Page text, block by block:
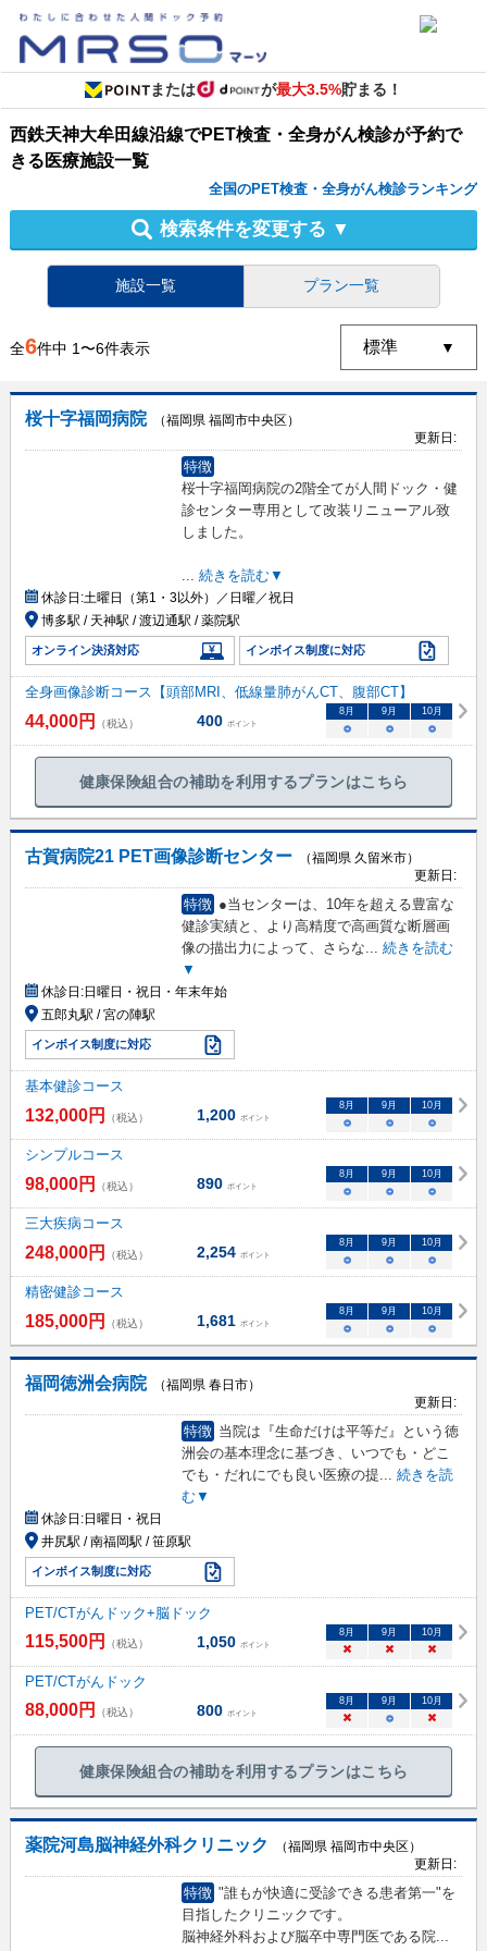
または が最大3.5%貯まる！
西鉄天神大牟田線沿線でPET検査・全身がん検診が予約で
きる医療施設一覧
全国のPET検査・全身がん検診ランキング
検索条件を変更する ▼
施設一覧 プラン一覧
全6件中 1〜6件表示
桜十字福岡病院
（福岡県 福岡市中央区）
更新日:
特徴
桜十字福岡病院の2階全てが人間ドック・健
診センター専用として改装リニューアル致
しました。
... 続きを読む▼
休診日:土曜日（第1・3以外）／日曜／祝日
博多駅 / 天神駅 / 渡辺通駅 / 薬院駅
オンライン決済対応 インボイス制度に対応
全身画像診断コース【頭部MRI、低線量肺がんCT、腹部CT】
44,000円 （税込） 400 ポイント
8月 9月 10月
○ ○ ○
健康保険組合の補助を利用するプランはこちら
古賀病院21 PET画像診断センター
（福岡県 久留米市）
更新日:
特徴 ●当センターは、10年を超える豊富な
健診実績と、より高精度で高画質な断層画
像の描出力によって、さらな... 続きを読む
▼
休診日:日曜日・祝日・年末年始
五郎丸駅 / 宮の陣駅
インボイス制度に対応
基本健診コース
132,000円 （税込） 1,200 ポイント
8月 9月 10月
○ ○ ○
シンプルコース
98,000円 （税込） 890 ポイント
8月 9月 10月
○ ○ ○
三大疾病コース
248,000円 （税込） 2,254 ポイント
8月 9月 10月
○ ○ ○
精密健診コース
185,000円 （税込） 1,681 ポイント
8月 9月 10月
○ ○ ○
福岡徳洲会病院
（福岡県 春日市）
更新日:
特徴 当院は『生命だけは平等だ』という徳
洲会の基本理念に基づき、いつでも・どこ
でも・だれにでも良い医療の提
続きを読
む▼
休診日:日曜日・祝日
井尻駅 / 南福岡駅 / 笹原駅
インボイス制度に対応
PET/CTがんドック+脳ドック
115,500円 （税込） 1,050 ポイント
8 月 9 月 10月
× × ×
PET/CTがんドック
88,000円 （税込） 800 ポイント
8 月 9 月 10月
× ○ ×
健康保険組合の補助を利用するプランはこちら
薬院河島脳神経外科クリニック
（福岡県 福岡市中央区）
更新日:
特徴 "誰もが快適に受診できる患者第一"を
目指したクリニックです。
脳神経外科および脳卒中専門医である院...